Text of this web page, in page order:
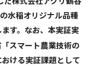
水稲オリジナル品種
す。なお、本実証実
スマート農業技術の
ける実証課題として